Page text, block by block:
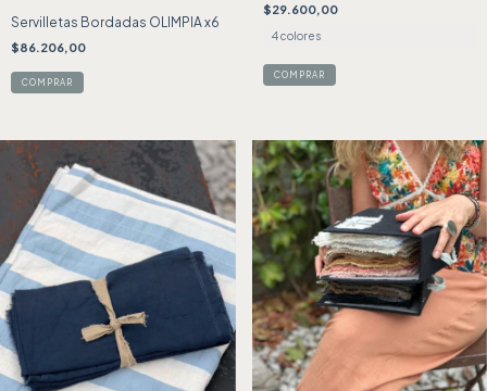
Servilletas Bordadas OLIMPIA x6
$86.206,00
$29.600,00
4 colores
COMPRAR